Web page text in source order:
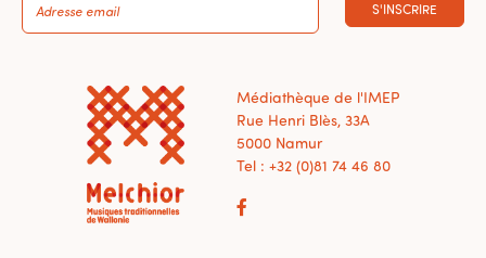
S'INSCRIRE
Médiathèque de l'IMEP
Rue Henri Blès, 33A
5000 Namur
Tel : +32 (0)81 74 46 80